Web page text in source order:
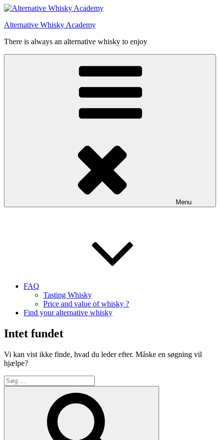
Videre
indhold
Alternative Whisky Academy
There is always an alternative whisky to enjoy
Menu
FAQ
Tasting Whisky
Price and value of whisky ?
Find your alternative whisky
Intet fundet
Vi kan vist ikke finde, hvad du leder efter. Måske en søgning vil
hjælpe?
Søg
efter: